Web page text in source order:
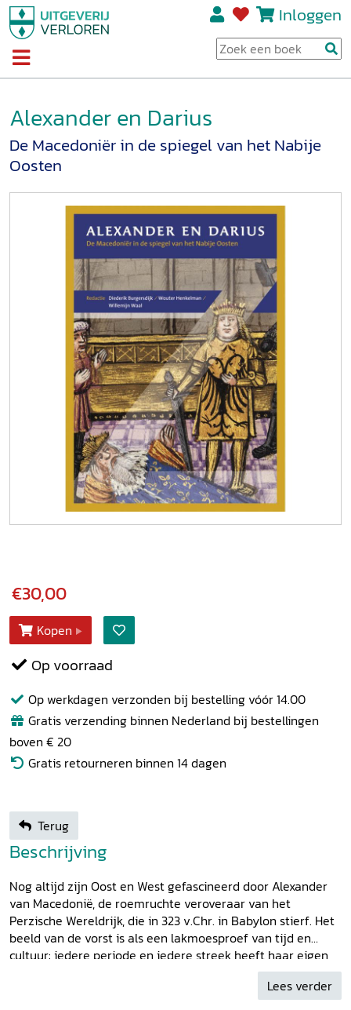
Inloggen
Alexander en Darius
De Macedoniër in de spiegel van het Nabije
Oosten
€30,00
Kopen
Op voorraad
Op werkdagen verzonden bij bestelling vóór 14.00
Gratis verzending binnen Nederland bij bestellingen
boven € 20
Gratis retourneren binnen 14 dagen
Terug
Beschrijving
Nog altijd zijn Oost en West gefascineerd door Alexander
van Macedonië, de roemruchte veroveraar van het
Perzische Wereldrijk, die in 323 v.Chr. in Babylon stierf. Het
beeld van de vorst is als een lakmoesproef van tijd en
cultuur: iedere periode en iedere streek heeft haar eigen
Alexander en waardeert diens erfenis op eigen wijze. Deze
bundel besteedt aandacht aan de historische en aan de
Lees verder